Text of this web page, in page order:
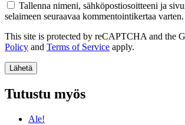
Tallenna nimeni, sähköpostiosoitteeni ja
selaimeen seuraavaa kommentointikertaa varten.
This site is protected by reCAPTCHA and the
Policy and Terms of Service apply.
Tutustu myös
Ale!